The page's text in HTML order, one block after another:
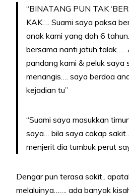
“BINATANG PUN TAK
KAK…. Suami saya paksa
anak kami yang dah 6
bersama nanti jatuh talak…..
pandang kami & peluk saya
menangis…. saya berdoa
kejadian tu”
“Suami saya masukkan
saya… bila saya cakap
menjerit dia tumbuk perut
Dengar pun terasa sakit..
melaluinya……. ada banyak